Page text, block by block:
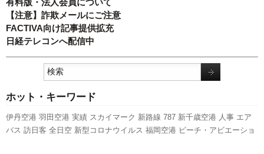
有料版・法人会員について
【注意】詐欺メールにご注意
FACTIVA向け記事提供拡充
日経テレコンへ配信中
ホット・キーワード
伊丹空港 羽田空港 実績 スカイマーク 新路線 787 新千歳空港 人事 エア
バス 訪日客 全日空 新型コロナウイルス 福岡空港 ピーチ・アビエーショ